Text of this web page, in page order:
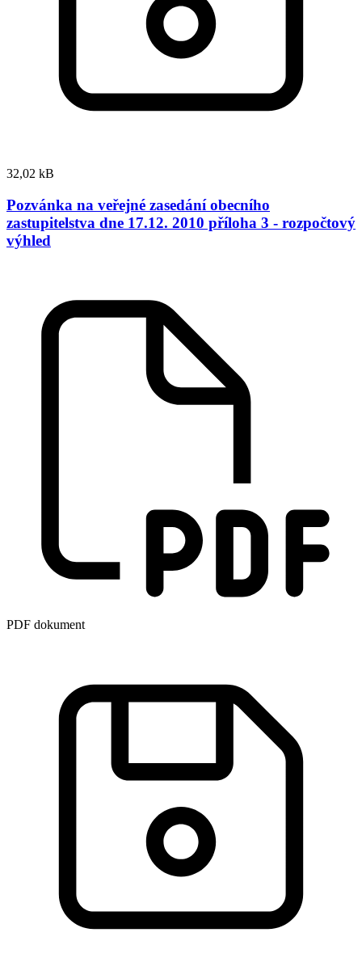
32,02 kB
Pozvánka na veřejné zasedání obecního
zastupitelstva dne 17.12. 2010 příloha 3 - rozpočtový
výhled
PDF dokument